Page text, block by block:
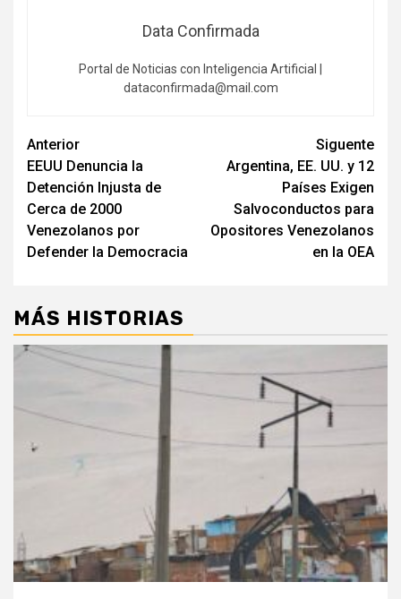
Data Confirmada
Portal de Noticias con Inteligencia Artificial |
dataconfirmada@mail.com
Navegación
de
entradas
Anterior
EEUU Denuncia la
Detención Injusta de
Cerca de 2000
Venezolanos por
Defender la Democracia
Siguente
Argentina, EE. UU. y 12
Países Exigen
Salvoconductos para
Opositores Venezolanos
en la OEA
MÁS HISTORIAS